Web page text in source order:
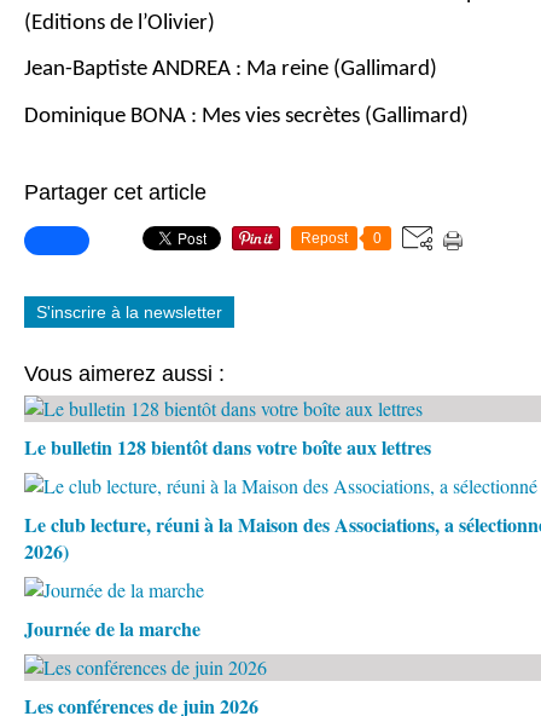
(Editions de l’Olivier)
Jean-Baptiste ANDREA : Ma reine (Gallimard)
Dominique BONA : Mes vies secrètes (Gallimard)
Partager cet article
Repost 0
S'inscrire à la newsletter
Vous aimerez aussi :
Le bulletin 128 bientôt dans votre boîte aux lettres
Le club lecture, réuni à la Maison des Associations, a
2026)
Journée de la marche
Les conférences de juin 2026